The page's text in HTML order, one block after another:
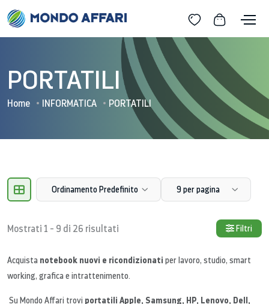
PORTATILI
Home INFORMATICA PORTATILI
Ordinamento Predefinito 9 per pagina
Mostrati 1 - 9 di 26 risultati Filtri
Acquista notebook nuovi e ricondizionati per lavoro, studio, smart
working, grafica e intrattenimento.
Su Mondo Affari trovi portatili Apple, Samsung, HP, Lenovo, Dell,